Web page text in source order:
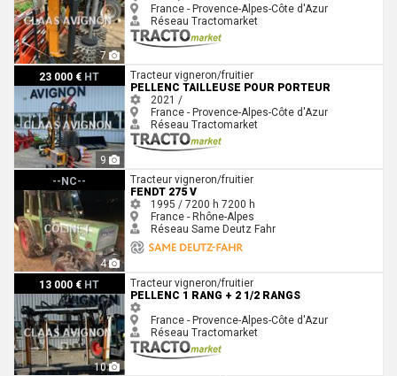
7
France - Provence-Alpes-Côte d'Azur
Réseau Tractomarket
23 000 € HT
9
Pellenc TAILLEUSE POUR PORTEURTracteur vigneron/fruitier
PELLENC TAILLEUSE POUR PORTEUR
2021 /
France - Provence-Alpes-Côte d'Azur
Réseau Tractomarket
--NC--
4
Fendt 275 V
Tracteur vigneron/fruitier
FENDT 275 V
1995 / 7200 h 7200 h
France - Rhône-Alpes
Réseau Same Deutz Fahr
13 000 € HT
10
Pellenc 1 RANG + 2 1/2 RANGSTracteur vigneron/fruitier
PELLENC 1 RANG + 2 1/2 RANGS
France - Provence-Alpes-Côte d'Azur
Réseau Tractomarket